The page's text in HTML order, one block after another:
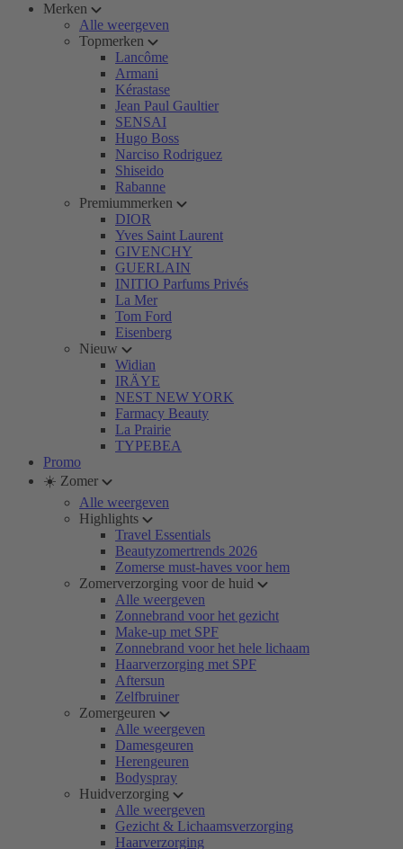
Merken
Alle weergeven
Topmerken
Lancôme
Armani
Kérastase
Jean Paul Gaultier
SENSAI
Hugo Boss
Narciso Rodriguez
Shiseido
Rabanne
Premiummerken
DIOR
Yves Saint Laurent
GIVENCHY
GUERLAIN
INITIO Parfums Privés
La Mer
Tom Ford
Eisenberg
Nieuw
Widian
IRÄYE
NEST NEW YORK
Farmacy Beauty
La Prairie
TYPEBEA
Promo
☀️ Zomer
Alle weergeven
Highlights
Travel Essentials
Beautyzomertrends 2026
Zomerse must-haves voor hem
Zomerverzorging voor de huid
Alle weergeven
Zonnebrand voor het gezicht
Make-up met SPF
Zonnebrand voor het hele lichaam
Haarverzorging met SPF
Aftersun
Zelfbruiner
Zomergeuren
Alle weergeven
Damesgeuren
Herengeuren
Bodyspray
Huidverzorging
Alle weergeven
Gezicht & Lichaamsverzorging
Haarverzorging